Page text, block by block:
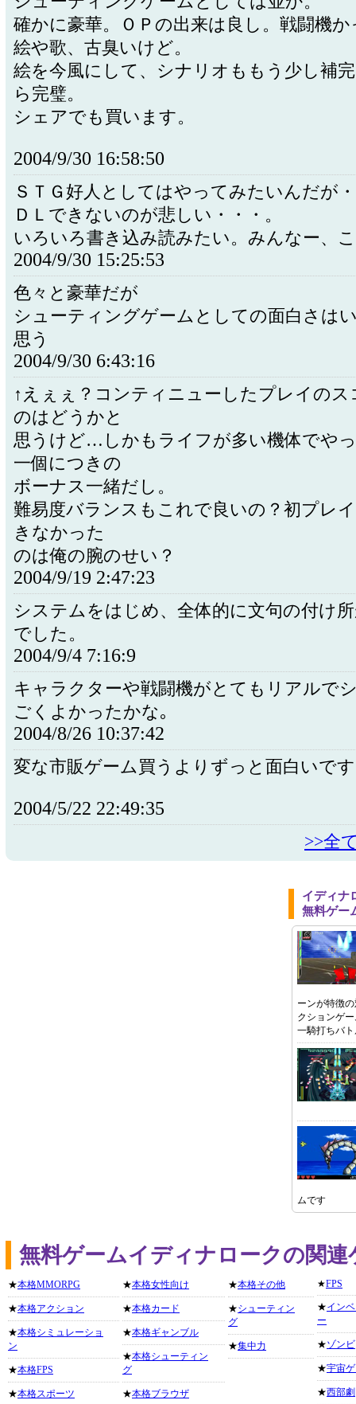
確かに豪華。ＯＰの出来は良し。戦闘機
絵や歌、古臭いけど。
絵を今風にして、シナリオももう少し補
ら完璧。
シェアでも買います。
2004/9/30 16:58:50
ＳＴＧ好人としてはやってみたいんだが
ＤＬできないのが悲しい・・・。
いろいろ書き込み読みたい。みんなー、
2004/9/30 15:25:53
色々と豪華だが
シューティングゲームとしての面白さは
思う
2004/9/30 6:43:16
↑えぇぇ？コンティニューしたプレイのス
のはどうかと
思うけど…しかもライフが多い機体でや
一個につきの
ボーナス一緒だし。
難易度バランスもこれで良いの？初プレ
きなかった
のは俺の腕のせい？
2004/9/19 2:47:23
システムをはじめ、全体的に文句の付け
でした。
2004/9/4 7:16:9
キャラクターや戦闘機がとてもリアルで
ごくよかったかな｡
2004/8/26 10:37:42
変な市販ゲーム買うよりずっと面白いで
2004/5/22 22:49:35
>>全
イディナ
無料ゲー
ーンが特徴
クションゲ
一騎打ちバ
ムです
無料ゲームイディナロークの関
★本格MMORPG
★本格アクション
★本格シミュレーショ
ン
★本格FPS
★本格スポーツ
★本格女性向け
★本格カード
★本格ギャンブル
★本格シューティン
グ
★本格ブラウザ
★本格その他
★シューティン
グ
★集中力
★FPS
★イン
ー
★ゾンビ
★宇宙
★西部劇